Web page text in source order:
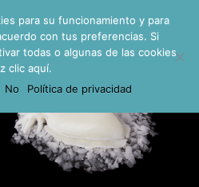
sources
para su funcionamiento y para
con tus preferencias. Si
todas o algunas de las cookies
clic aquí.
No Política de privacidad